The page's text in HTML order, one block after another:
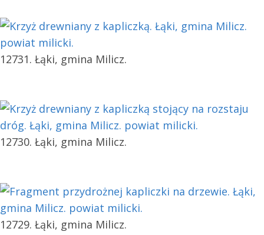
12731. Łąki, gmina Milicz.
12730. Łąki, gmina Milicz.
12729. Łąki, gmina Milicz.